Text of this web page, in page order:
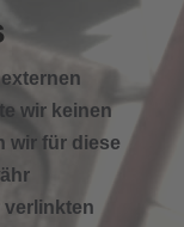
wir keinen
wir für diese
verlinkten